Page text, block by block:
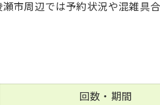
市周辺では予約状況や混雑具
回数・期間